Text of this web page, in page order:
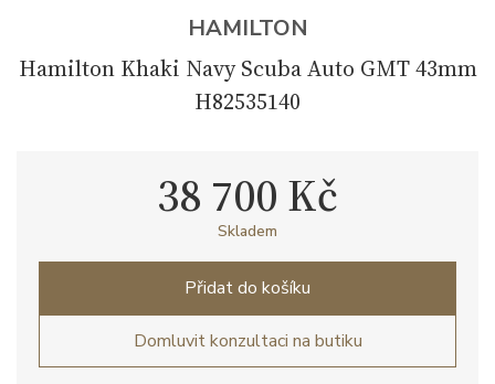
HAMILTON
Hamilton Khaki Navy Scuba Auto GMT 43mm
H82535140
38 700 Kč
Skladem
Přidat do košíku
Domluvit konzultaci na butiku